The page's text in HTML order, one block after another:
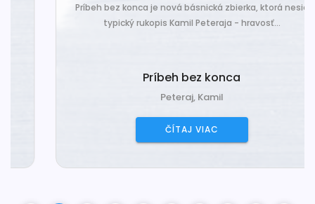
Príbeh bez konca je nová básnická zbierka, ktorá nesie
typický rukopis Kamil Peteraja - hravosť...
Príbeh bez konca
Peteraj, Kamil
ČÍTAJ VIAC